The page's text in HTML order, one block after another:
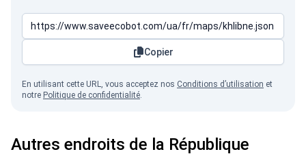
Copier
En utilisant cette URL, vous acceptez nos Conditions d’utilisation et
notre Politique de confidentialité.
Autres endroits de la République